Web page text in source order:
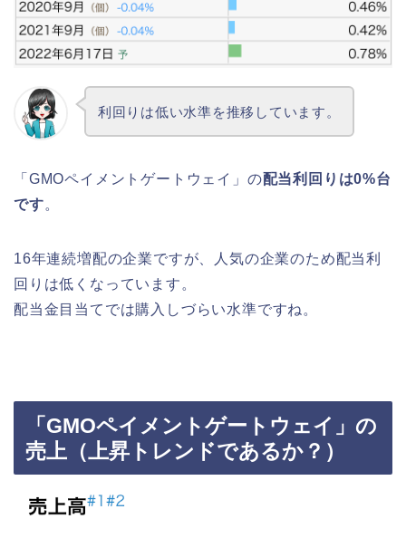
利回りは低い水準を推移しています。
「GMOペイメントゲートウェイ」の配当利回りは0%台
です。
16年連続増配の企業ですが、人気の企業のため配当利
回りは低くなっています。
配当金目当てでは購入しづらい水準ですね。
「GMOペイメントゲートウェイ」の
売上（上昇トレンドであるか？）